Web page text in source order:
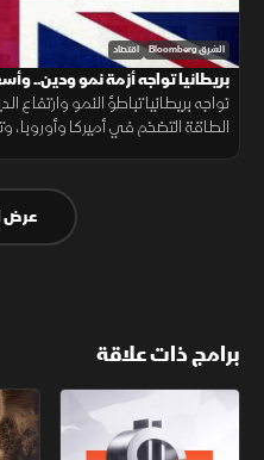
الشرق Bloomberg اقتصاد
بريطانيا تواجه أزمة نمو ودين..
تواجه بريطانيا تباطؤ النمو
الطاقة التضخم في أميركا وأوروبا،
عرض
برامج ذات علاقة
الأسواق الأميركية